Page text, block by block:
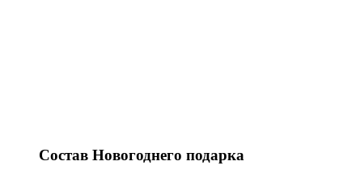
Состав Новогоднего подарка